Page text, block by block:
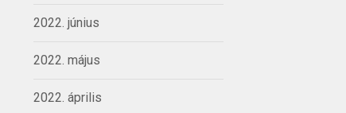
2022. június
2022. május
2022. április